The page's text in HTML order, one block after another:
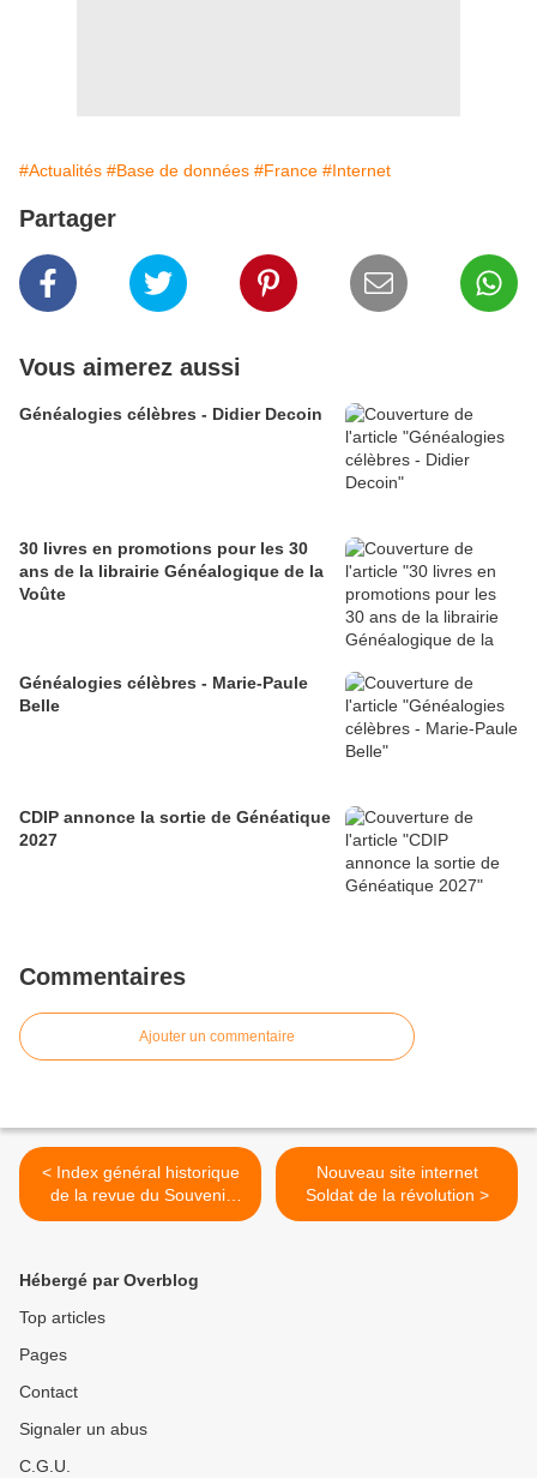
#Actualités #Base de données #France #Internet
Partager
Vous aimerez aussi
Généalogies célèbres - Didier Decoin
30 livres en promotions pour les 30
ans de la librairie Généalogique de la
Voûte
Généalogies célèbres - Marie-Paule
Belle
CDIP annonce la sortie de Généatique
2027
Commentaires
Ajouter un commentaire
< Index général historique
de la revue du Souvenir
Napoléonien (1945-2000)
Nouveau site internet
Soldat de la révolution >
Hébergé par Overblog
Top articles
Pages
Contact
Signaler un abus
C.G.U.